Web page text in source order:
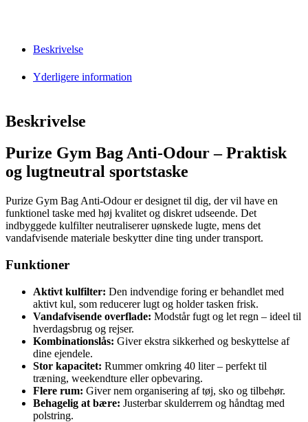
Beskrivelse
Yderligere information
Beskrivelse
Purize Gym Bag Anti-Odour – Praktisk
og lugtneutral sportstaske
Purize Gym Bag Anti-Odour er designet til dig, der vil have en
funktionel taske med høj kvalitet og diskret udseende. Det
indbyggede kulfilter neutraliserer uønskede lugte, mens det
vandafvisende materiale beskytter dine ting under transport.
Funktioner
Aktivt kulfilter: Den indvendige foring er behandlet med
aktivt kul, som reducerer lugt og holder tasken frisk.
Vandafvisende overflade: Modstår fugt og let regn – ideel til
hverdagsbrug og rejser.
Kombinationslås: Giver ekstra sikkerhed og beskyttelse af
dine ejendele.
Stor kapacitet: Rummer omkring 40 liter – perfekt til
træning, weekendture eller opbevaring.
Flere rum: Giver nem organisering af tøj, sko og tilbehør.
Behagelig at bære: Justerbar skulderrem og håndtag med
polstring.